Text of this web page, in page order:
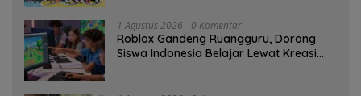
1 Agustus 2026 0 Komentar
Roblox Gandeng Ruangguru, Dorong
Siswa Indonesia Belajar Lewat Kreasi